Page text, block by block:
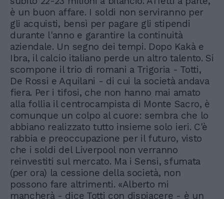
è un buon affare. I soldi non serviranno per
gli acquisti, bensì per pagare gli stipendi
durante l'anno e garantire la continuità
aziendale. Un segno dei tempi. Dopo Kakà e
Ibra, il calcio italiano perde un altro talento. Si
scompone il trio di romani a Trigoria - Totti,
De Rossi e Aquilani - di cui la società andava
fiera. Per i tifosi, che non hanno mai amato
alla follia il centrocampista di Monte Sacro, è
comunque un colpo al cuore: sembra che lo
abbiano realizzato tutto insieme solo ieri. C'è
rabbia e preoccupazione per il futuro, visto
che i soldi del Liverpool non verranno
reinvestiti sul mercato. Ma i Sensi, sfumata
(per ora) la cessione della società, non
possono fare altrimenti. «Alberto mi
mancherà - dice Totti con dispiacere - è un